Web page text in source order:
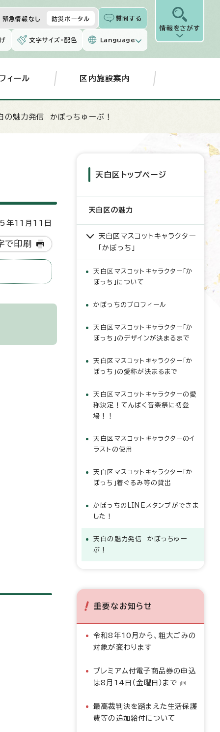
緊急情報なし 防災ポータル 質問する
文字サイズ・配色 Language
情報をさがす
ィール 区内施設案内
の魅力発信 かぼっちゅーぶ！
11月11日
で印刷
天白区トップページ
天白区の魅力
天白区マスコットキャラクター
「かぼっち」
天白区マスコットキャラクター「か
ぼっち」について
かぼっちのプロフィール
天白区マスコットキャラクター「か
ぼっち」のデザインが決まるまで
天白区マスコットキャラクター「か
ぼっち」の愛称が決まるまで
天白区マスコットキャラクターの愛
称決定！てんぱく音楽祭に初登
場！！
天白区マスコットキャラクターのイ
ラストの使用
天白区マスコットキャラクター「か
ぼっち」着ぐるみ等の貸出
かぼっちのLINEスタンプができま
した！
天白の魅力発信 かぼっちゅー
ぶ！
重要なお知らせ
令和8年10月から、粗大ごみの
対象が変わります
プレミアム付電子商品券の申込
は8月14日（金曜日）まで
最高裁判決を踏まえた生活保護
費等の追加給付について